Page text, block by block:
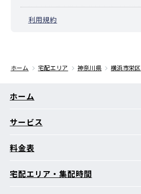
利用規約
ホーム 宅配エリア 神奈川県 横浜市栄区
ホーム
サービス
料金表
宅配エリア・集配時間